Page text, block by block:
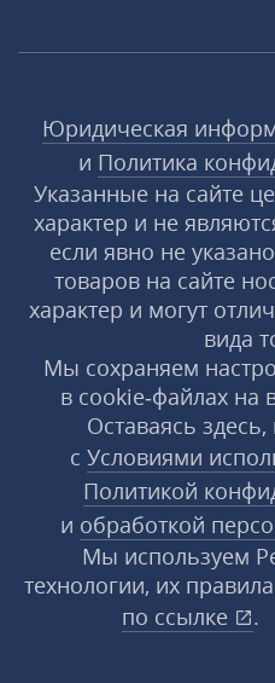
Юридическая
и Политика
Указанные на сайте
характер и не
если явно не
товаров на сайте
характер и могут
вида
Мы сохраняем
в cookie‑файлах
Оставаясь
с Условиями
Политикой
и обработкой
Мы используем
технологии, их
по ссылке
.